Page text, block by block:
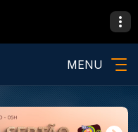
MENU